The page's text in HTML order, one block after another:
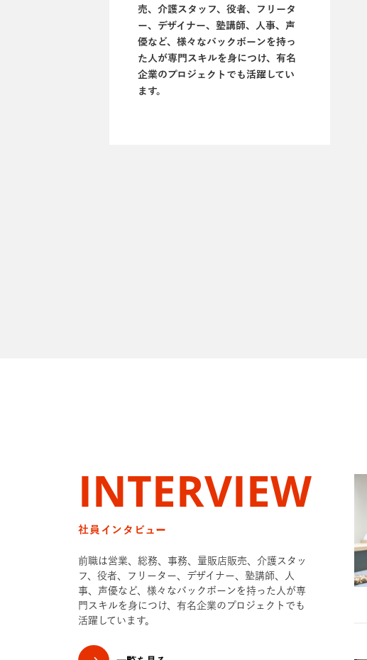
売、介護スタッフ、役者、フリータ
ー、デザイナー、塾講師、人事、声
優など、様々なバックボーンを持っ
た人が専門スキルを身につけ、有名
企業のプロジェクトでも活躍してい
ます。
INTERVIEW
社員インタビュー
前職は営業、総務、事務、量販店販売、介護スタッ
フ、役者、フリーター、デザイナー、塾講師、人
事、声優など、様々なバックボーンを持った人が専
門スキルを身につけ、有名企業のプロジェクトでも
活躍しています。